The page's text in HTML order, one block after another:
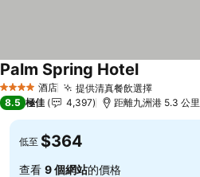
4 星級 酒店 提供清真餐飲選擇
Palm Spring Hotel
8.5 極佳 4,397 距離九洲港 5.3 公里
低至 $364
查看 9 個網站的價格